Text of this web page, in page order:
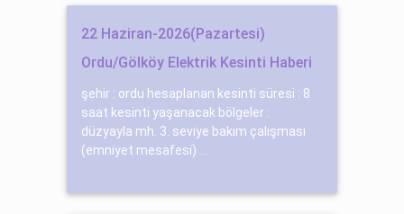
22 Haziran-2026(Pazartesi)
Ordu/Gölköy Elektrik Kesinti Haberi
şehir : ordu hesaplanan kesinti süresi : 8
saat kesinti yaşanacak bölgeler :
düzyayla mh. 3. sevi̇ye bakım çalışması
(emni̇yet mesafesi̇) ...